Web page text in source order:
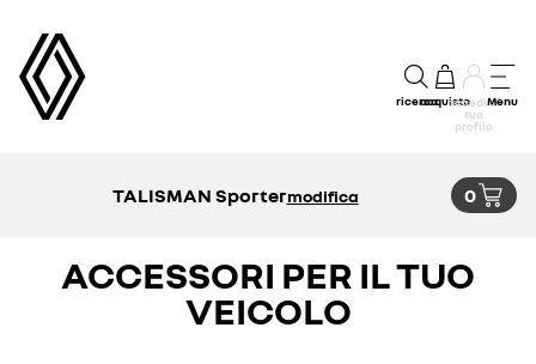
ricercaacquistoaccedi al
tuo
profilo
Menu
TALISMAN Sportermodifica 0
ACCESSORI PER IL TUO
VEICOLO